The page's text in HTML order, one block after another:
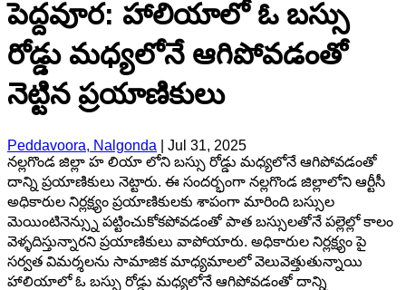
పెద్దవూర: హాలియాలో ఓ బస్సు
రోడ్డు మధ్యలోనే ఆగిపోవడంతో
నెట్టిన ప్రయాణికులు
Peddavoora, Nalgonda
Jul 31, 2025
నల్లగొండ జిల్లా హ లియా లోని బస్సు రోడ్డు మధ్యలోనే ఆగిపోవడంతో
దాన్ని ప్రయాణికులు నెట్టారు. ఈ సందర్భంగా నల్లగొండ జిల్లాలోని ఆర్టీసీ
అధికారుల నిర్లక్ష్యం ప్రయాణికులకు శాపంగా మారింది బస్సుల
మెయింటినెన్స్ను పట్టించుకోకపోవడంతో పాత బస్సులతోనే పల్లెల్లో కాలం
వెళ్ళదిస్తున్నారని ప్రయాణికులు వాపోయారు. అధికారుల నిర్లక్ష్యం పై
సర్వత విమర్శలను సామాజిక మాధ్యమాలలో వెలువెత్తుతున్నాయి
హాలియాలో ఓ బస్సు రోడ్డు మధ్యలోనే ఆగిపోవడంతో దాన్ని